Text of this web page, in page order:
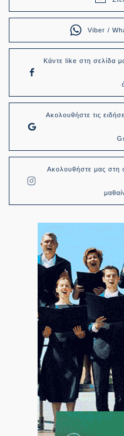
Viber /
Κάντε like στη σελίδα
Ακολουθήστε τις
Ακολουθήστε μας στη